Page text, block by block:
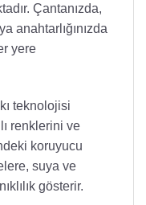
Çantanızda,
anahtarlığınızda
yere
teknolojisi
renklerini ve
koruyucu
suya ve
gösterir.